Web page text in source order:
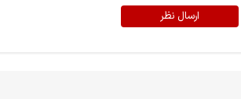
ارسال نظر